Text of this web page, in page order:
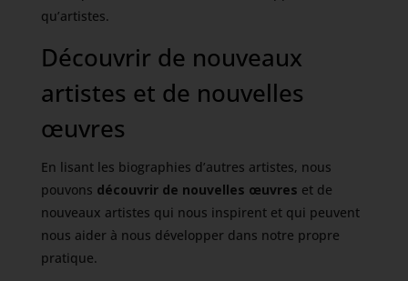
qu’artistes.
Découvrir de nouveaux
artistes et de nouvelles
œuvres
En lisant les biographies d’autres artistes, nous
pouvons découvrir de nouvelles œuvres et de
nouveaux artistes qui nous inspirent et qui peuvent
nous aider à nous développer dans notre propre
pratique.